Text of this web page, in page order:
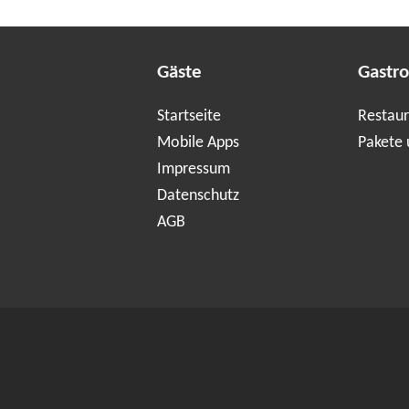
Gäste
Startseite
Mobile Apps
Impressum
Datenschutz
AGB
Pakete